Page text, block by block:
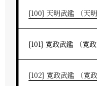
{100} 天明武鑑 （天
{101} 寛政武鑑 （寛
{102} 寛政武鑑 （寛